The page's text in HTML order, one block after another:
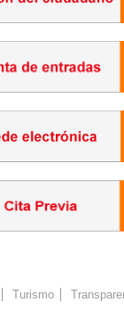
Turismo